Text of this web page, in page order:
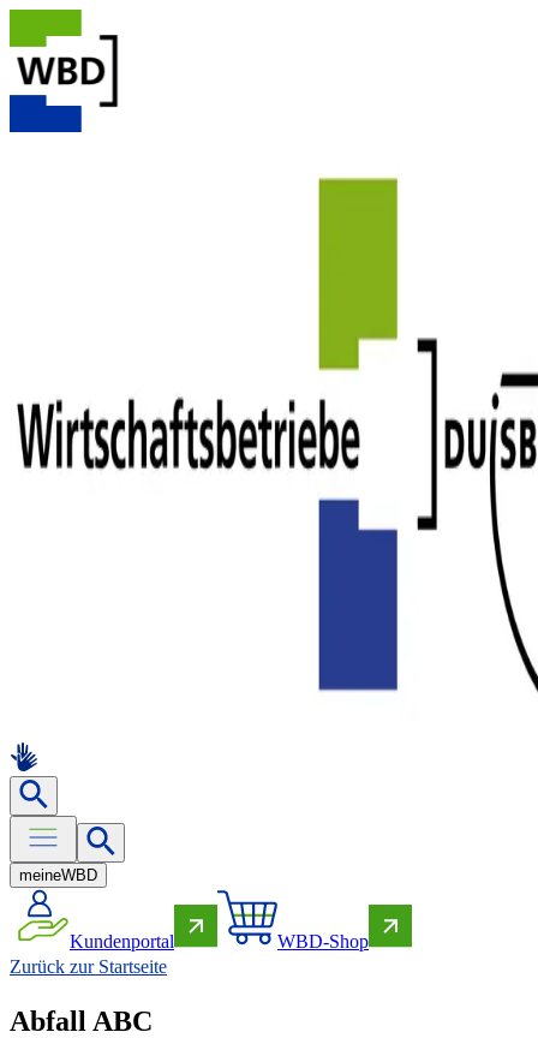
meineWBD
Kundenportal
WBD-Shop
Zurück zur Startseite
Abfall ABC